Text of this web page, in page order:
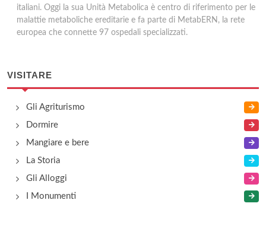
italiani. Oggi la sua Unità Metabolica è centro di riferimento per le
malattie metaboliche ereditarie e fa parte di MetabERN, la rete
europea che connette 97 ospedali specializzati.
VISITARE
Gli Agriturismo
Dormire
Mangiare e bere
La Storia
Gli Alloggi
I Monumenti